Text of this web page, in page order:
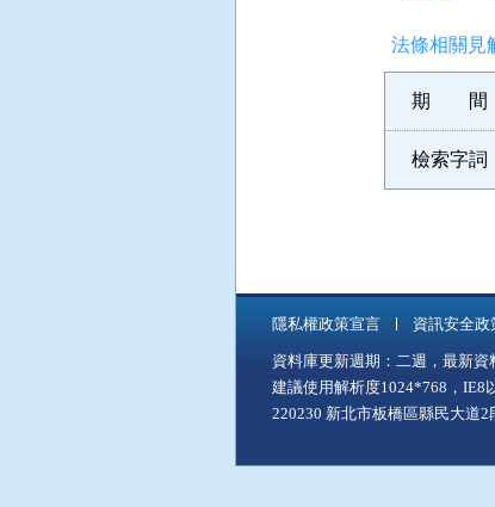
法條相關見
期 間
檢索字詞
隱私權政策宣言 資訊安全政
資料庫更新週期：二週，最新資
建議使用解析度1024*768，IE8
220230 新北市板橋區縣民大道